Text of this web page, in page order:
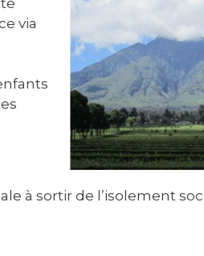
via
à sortir de l’isolement